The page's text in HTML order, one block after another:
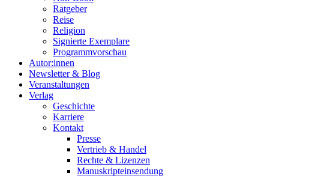
Ratgeber
Reise
Religion
Signierte Exemplare
Programmvorschau
Autor:innen
Newsletter & Blog
Veranstaltungen
Verlag
Geschichte
Karriere
Kontakt
Presse
Vertrieb & Handel
Rechte & Lizenzen
Manuskripteinsendung